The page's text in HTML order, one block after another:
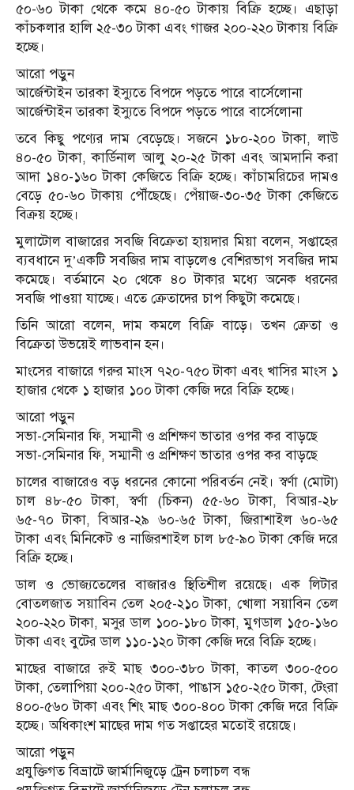
৫০-৬০ টাকা থেকে কমে ৪০-৫০ টাকায় বিক্রি হচ্ছে। এছাড়া
কাঁচকলার হালি ২৫-৩০ টাকা এবং গাজর ২০০-২২০ টাকায় বিক্রি
হচ্ছে।
আরো পড়ুন
আর্জেন্টাইন তারকা ইস্যুতে বিপদে পড়তে পারে বার্সেলোনা
আর্জেন্টাইন তারকা ইস্যুতে বিপদে পড়তে পারে বার্সেলোনা
তবে কিছু পণ্যের দাম বেড়েছে। সজনে ১৮০-২০০ টাকা, লাউ
৪০-৫০ টাকা, কার্ডিনাল আলু ২০-২৫ টাকা এবং আমদানি করা
আদা ১৪০-১৬০ টাকা কেজিতে বিক্রি হচ্ছে। কাঁচামরিচের দামও
বেড়ে ৫০-৬০ টাকায় পৌঁছেছে। পেঁয়াজ-৩০-৩৫ টাকা কেজিতে
বিক্রয় হচ্ছে।
মুলাটোল বাজারের সবজি বিক্রেতা হায়দার মিয়া বলেন, সপ্তাহের
ব্যবধানে দু’একটি সবজির দাম বাড়লেও বেশিরভাগ সবজির দাম
কমেছে। বর্তমানে ২০ থেকে ৪০ টাকার মধ্যে অনেক ধরনের
সবজি পাওয়া যাচ্ছে। এতে ক্রেতাদের চাপ কিছুটা কমেছে।
তিনি আরো বলেন, দাম কমলে বিক্রি বাড়ে। তখন ক্রেতা ও
বিক্রেতা উভয়েই লাভবান হন।
মাংসের বাজারে গরুর মাংস ৭২০-৭৫০ টাকা এবং খাসির মাংস ১
হাজার থেকে ১ হাজার ১০০ টাকা কেজি দরে বিক্রি হচ্ছে।
আরো পড়ুন
সভা-সেমিনার ফি, সম্মানী ও প্রশিক্ষণ ভাতার ওপর কর বাড়ছে
সভা-সেমিনার ফি, সম্মানী ও প্রশিক্ষণ ভাতার ওপর কর বাড়ছে
চালের বাজারেও বড় ধরনের কোনো পরিবর্তন নেই। স্বর্ণা (মোটা)
চাল ৪৮-৫০ টাকা, স্বর্ণা (চিকন) ৫৫-৬০ টাকা, বিআর-২৮
৬৫-৭০ টাকা, বিআর-২৯ ৬০-৬৫ টাকা, জিরাশাইল ৬০-৬৫
টাকা এবং মিনিকেট ও নাজিরশাইল চাল ৮৫-৯০ টাকা কেজি দরে
বিক্রি হচ্ছে।
ডাল ও ভোজ্যতেলের বাজারও স্থিতিশীল রয়েছে। এক লিটার
বোতলজাত সয়াবিন তেল ২০৫-২১০ টাকা, খোলা সয়াবিন তেল
২০০-২২০ টাকা, মসুর ডাল ১০০-১৮০ টাকা, মুগডাল ১৫০-১৬০
টাকা এবং বুটের ডাল ১১০-১২০ টাকা কেজি দরে বিক্রি হচ্ছে।
মাছের বাজারে রুই মাছ ৩০০-৩৮০ টাকা, কাতল ৩০০-৫০০
টাকা, তেলাপিয়া ২০০-২৫০ টাকা, পাঙাস ১৫০-২৫০ টাকা, টেংরা
৪০০-৫৬০ টাকা এবং শিং মাছ ৩০০-৪০০ টাকা কেজি দরে বিক্রি
হচ্ছে। অধিকাংশ মাছের দাম গত সপ্তাহের মতোই রয়েছে।
আরো পড়ুন
প্রযুক্তিগত বিভ্রাটে জার্মানিজুড়ে ট্রেন চলাচল বন্ধ